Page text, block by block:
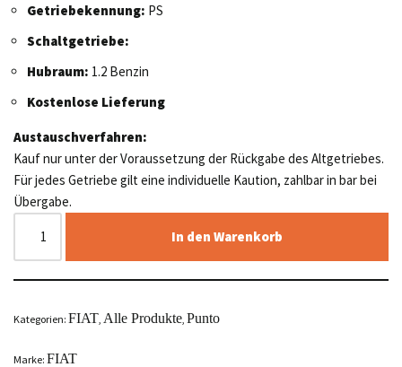
Getriebekennung: PS
Schaltgetriebe:
Hubraum: 1.2 Benzin
Kostenlose Lieferung
Austauschverfahren:
Kauf nur unter der Voraussetzung der Rückgabe des Altgetriebes.
Für jedes Getriebe gilt eine individuelle Kaution, zahlbar in bar bei
Übergabe.
In den Warenkorb
Kategorien: FIAT Alle Produkte Punto
Marke: FIAT